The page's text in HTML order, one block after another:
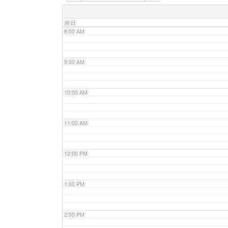
終日
8:00 AM
9:00 AM
10:00 AM
11:00 AM
12:00 PM
1:00 PM
2:00 PM